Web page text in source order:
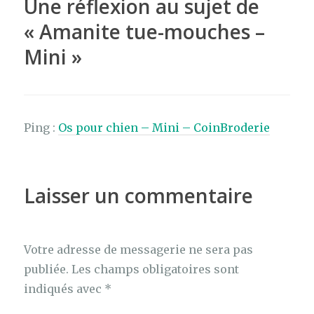
k
Une réflexion au sujet de
«Amanite tue-mouches –
Mini »
Ping : Os pour chien – Mini – CoinBroderie
Laisser un commentaire
Votre adresse de messagerie ne sera pas
publiée. Les champs obligatoires sont
indiqués avec *